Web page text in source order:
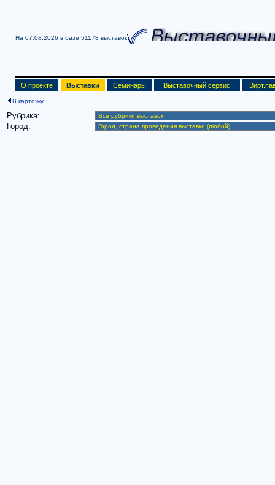
На 07.08.2026 в базе 51178 выставок
О проекте Выставки Семинары Выставочный сервис
В карточку
Рубрика:
Город: